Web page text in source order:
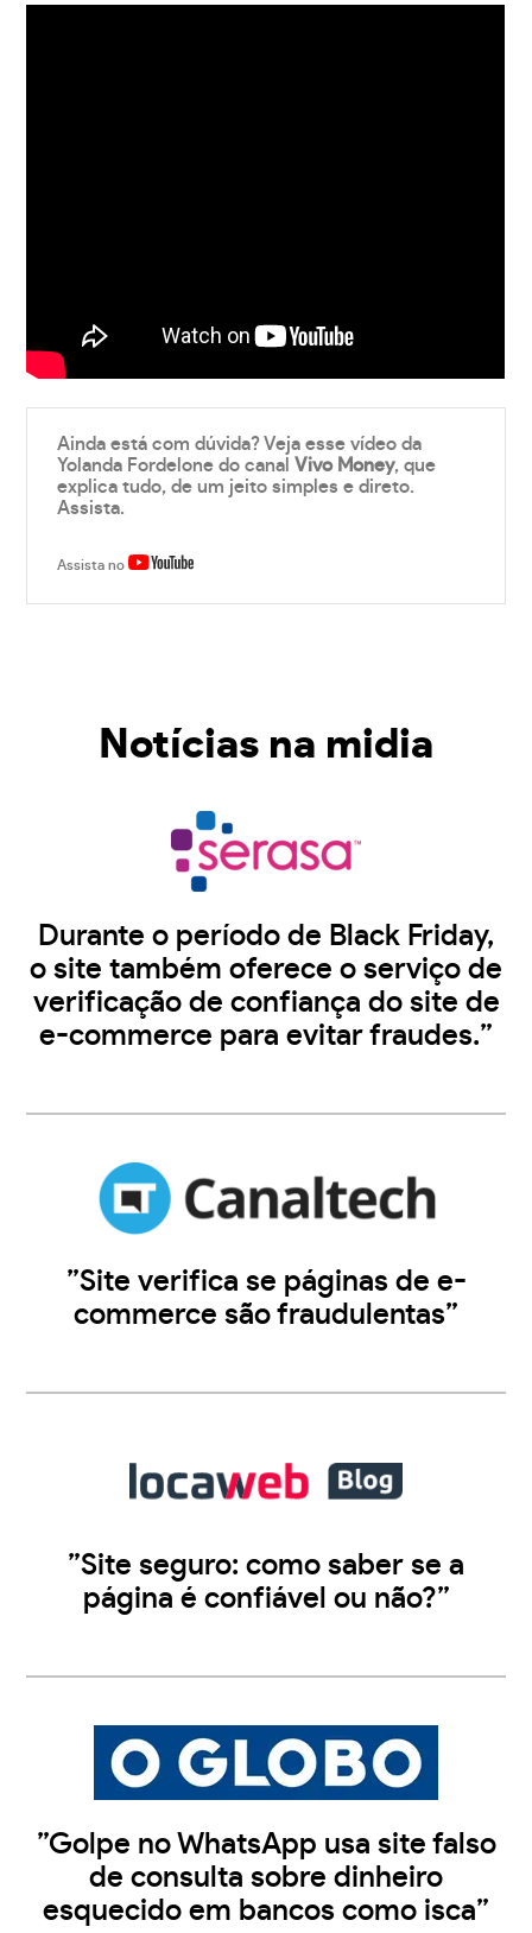
Ainda está com dúvida? Veja esse vídeo da
Yolanda Fordelone do canalVivo Money, que
explica tudo, de um jeito simples e direto.
Assista.
Assista no
Notícias na midia
Durante o período de Black Friday,
o site também oferece o serviço de
verificação de confiança do site de
e-commerce para evitar fraudes.”
”Site verifica se páginas de e-
commerce são fraudulentas”
”Site seguro: como saber se a
página é confiável ou não?”
”Golpe no WhatsApp usa site falso
de consulta sobre dinheiro
esquecido em bancos como isca”